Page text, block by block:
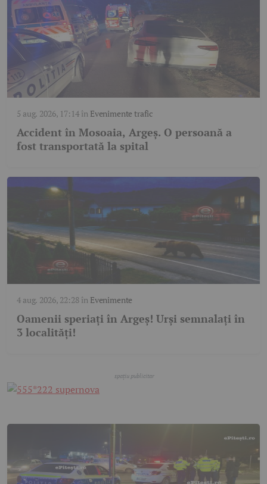
5 aug. 2026, 17:14în Evenimente trafic
Accident în Mosoaia, Argeș. O persoană a
fost transportată la spital
4 aug. 2026, 22:28în Evenimente
Oamenii speriați în Argeș! Urși semnalați în
3 localități!